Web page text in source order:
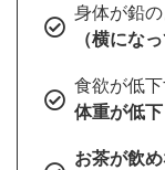
身体が鉛
（横にな
食欲が低
体重が低下
お茶が飲